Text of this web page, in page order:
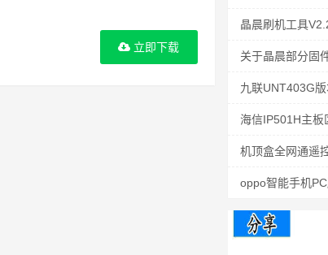
立即下载
晶晨刷机工具
关于晶晨部分固
九联UNT403G
海信IP501H主板
机顶盒全网通遥
oppo智能手机